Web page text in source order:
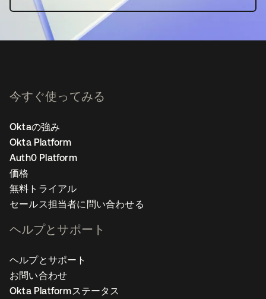
今すぐ使ってみる
Oktaの強み
Okta Platform
Auth0 Platform
価格
無料トライアル
セールス担当者に問い合わせる
ヘルプとサポート
ヘルプとサポート
お問い合わせ
Okta Platformステータス